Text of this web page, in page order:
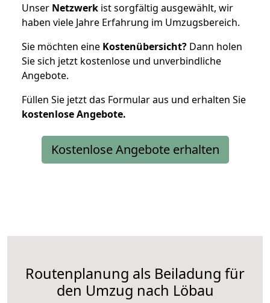
Unser Netzwerk ist sorgfältig ausgewählt, wir
haben viele Jahre Erfahrung im Umzugsbereich.
Sie möchten eine Kostenübersicht? Dann holen
Sie sich jetzt kostenlose und unverbindliche
Angebote.
Füllen Sie jetzt das Formular aus und erhalten Sie
kostenloseAngebote.
Kostenlose Angebote erhalten
Routenplanung als Beiladung für
den Umzug nach Löbau